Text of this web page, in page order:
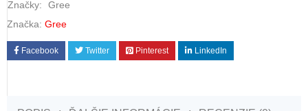
Značky:
Gree
Značka: Gree
Facebook Twitter Pinterest LinkedIn